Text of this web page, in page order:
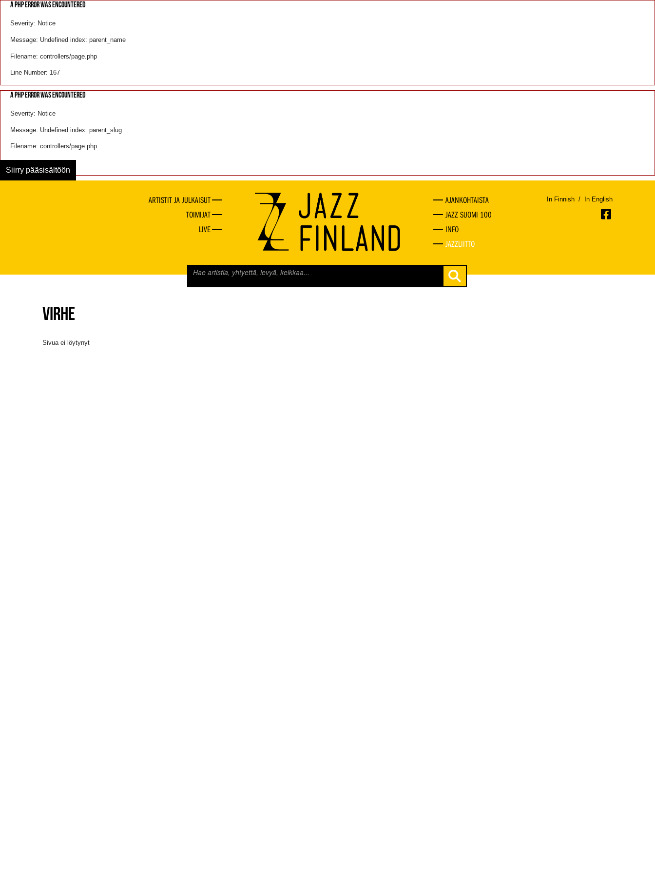
A PHP ERROR WAS ENCOUNTERED
Severity: Notice
Message: Undefined index: parent_name
Filename: controllers/page.php
Line Number: 167
A PHP ERROR WAS ENCOUNTERED
Severity: Notice
Message: Undefined index: parent_slug
Filename: controllers/page.php
Siirry pääsisältöön
ARTISTIT JA JULKAISUT
TOIMIJAT
LIVE
AJANKOHTAISTA
JAZZ SUOMI 100
INFO
JAZZLIITTO
In Finnish / In English
VIRHE
Sivua ei löytynyt